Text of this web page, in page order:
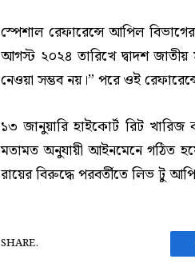
স্পেশাল রেফারেন্সে আপিল বিভাগের
আগস্ট ২০২৪ তারিখে দ্বাদশ জাতীয়
নেওয়া সম্ভব নয়।” পরে ওই
১৩ জানুয়ারি হাইকোর্ট রিট খারিজ
মতামত অনুযায়ী আইনমেনে গঠিত
রায়ের বিরুদ্ধে পরবর্তীতে লিভ টু
SHARE.